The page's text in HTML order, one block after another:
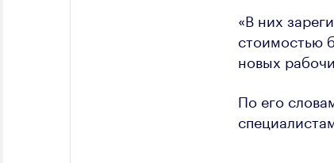
«В них
стоимостью
новых
По его